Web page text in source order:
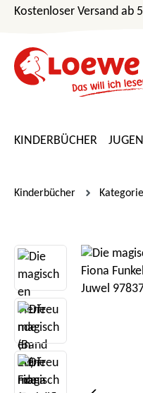
Hauptinhalt springen
Zur Suche springen
Zur Hauptnavigation
Kostenloser Versand ab
KINDERBÜCHER
Kinderbücher
Bildergalerie